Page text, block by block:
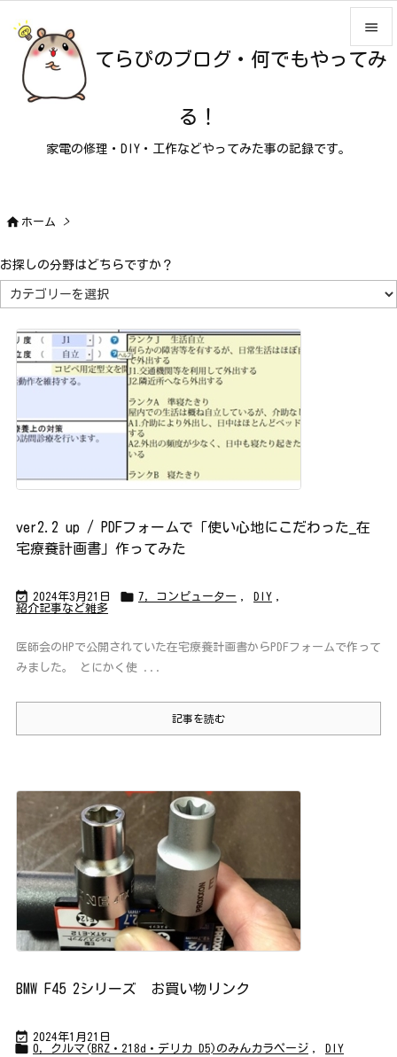


てらぴのブログ・何でもやってみ
る！
家電の修理・DIY・工作などやってみた事の記録です。
 ホーム >
お探しの分野はどちらですか？
探
し
か？
ver2.2 up / PDFフォームで「使い心地にこだわった_在
宅療養計画書」作ってみた
 2024年3月21日  7，コンピューター , DIY ,
紹介記事など雑多
医師会のHPで公開されていた在宅療養計画書からPDFフォームで作って
みました。 とにかく使 ...
記事を読む
BMW F45 2シリーズ お買い物リンク
 2024年1月21日
 0，クルマ(BRZ・218d・デリカ D5)のみんカラページ , DIY